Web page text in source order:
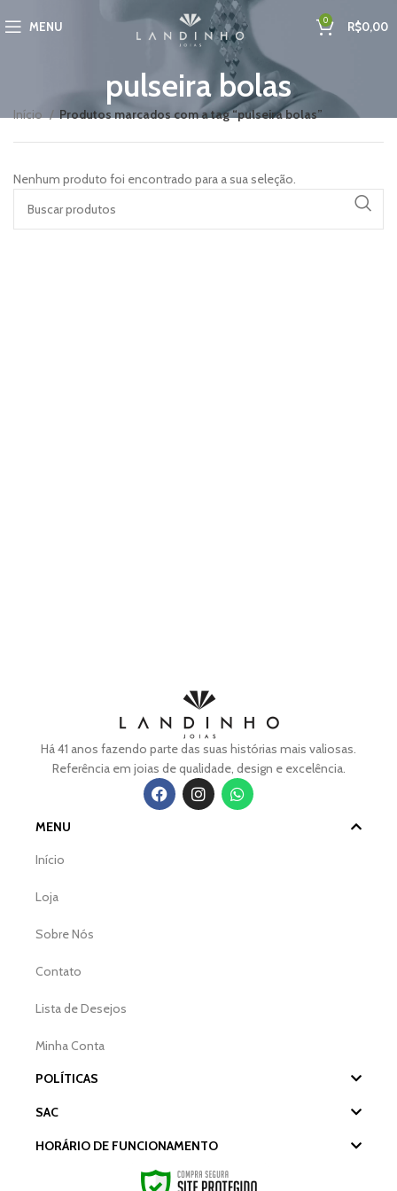
MENU 0 R$0,00
pulseira bolas
Início Produtos marcados com a tag “pulseira bolas”
Nenhum produto foi encontrado para a sua seleção.
Há 41 anos fazendo parte das suas histórias mais valiosas.
Referência em joias de qualidade, design e excelência.
MENU
Início
Loja
Sobre Nós
Contato
Lista de Desejos
Minha Conta
POLÍTICAS
SAC
HORÁRIO DE FUNCIONAMENTO